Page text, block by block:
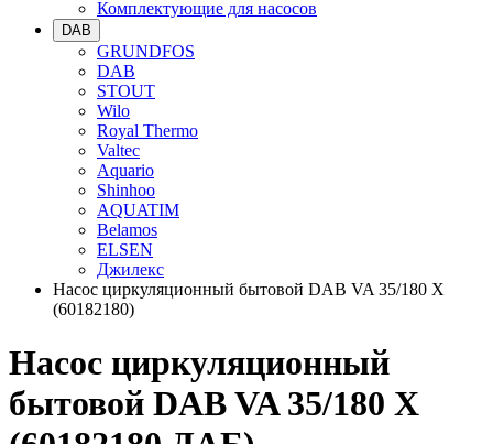
Комплектующие для насосов
DAB
GRUNDFOS
DAB
STOUT
Wilo
Royal Thermo
Valtec
Aquario
Shinhoo
AQUATIM
Belamos
ELSEN
Джилекс
Насос циркуляционный бытовой DAB VA 35/180 X
(60182180)
Насос циркуляционный
бытовой DAB VA 35/180 X